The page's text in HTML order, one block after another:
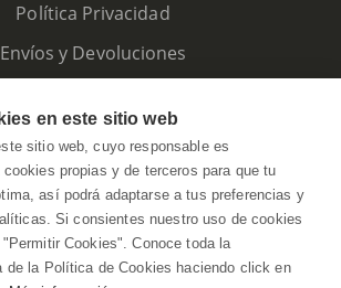
Política Privacidad
Envíos y Devoluciones
en este sitio web
sitio web, cuyo responsable es
cookies propias y de terceros para que tu
así podrá adaptarse a tus preferencias y
Si consientes nuestro uso de cookies
Cookies". Conoce toda la
de la Política de Cookies haciendo click en